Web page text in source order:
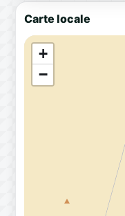
Carte locale
+
−